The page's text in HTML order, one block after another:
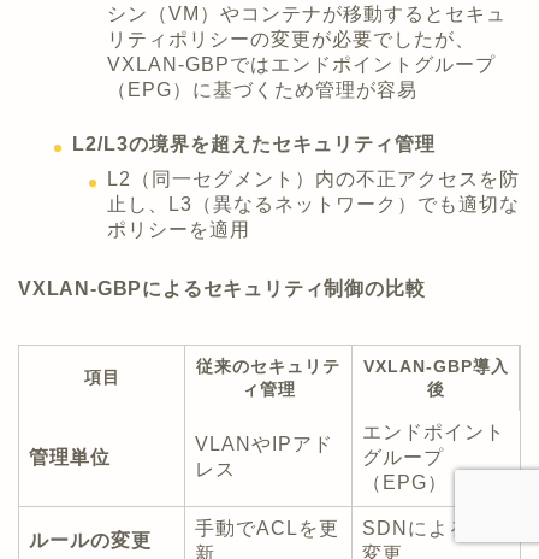
シン（VM）やコンテナが移動するとセキュ
リティポリシーの変更が必要でしたが、
VXLAN-GBPではエンドポイントグループ
（EPG）に基づくため管理が容易
L2/L3の境界を超えたセキュリティ管理
L2（同一セグメント）内の不正アクセスを防
止し、L3（異なるネットワーク）でも適切な
ポリシーを適用
VXLAN-GBPによるセキュリティ制御の比較
項目
従来のセキュリテ
ィ管理
VXLAN-GBP導入
後
管理単位
VLANやIPアド
レス
エンドポイント
グループ
（EPG）
ルールの変更
手動でACLを更
新
SDNによる動的
変更